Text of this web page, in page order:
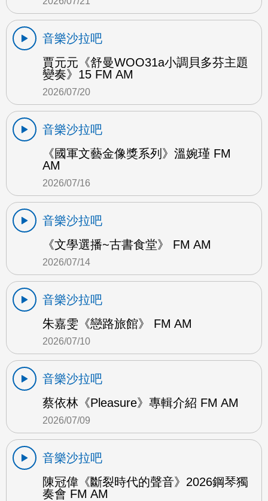
音樂沙拉吧
賈元元《舒曼WOO31a小調貝多芬主題
變奏》15 FM AM
2026/07/20
音樂沙拉吧
《國軍文藝金像獎系列》溫婉瑾 FM
AM
2026/07/16
音樂沙拉吧
《文學選播~古書食堂》 FM AM
2026/07/14
音樂沙拉吧
朱嘉雯《戀路旅館》 FM AM
2026/07/10
音樂沙拉吧
蔡依林《Pleasure》專輯介紹 FM AM
2026/07/09
音樂沙拉吧
陳冠偉《斷裂時代的聲音》2026鋼琴獨
奏會 FM AM